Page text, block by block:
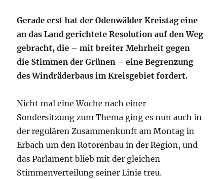
Gerade erst hat der Odenwälder Kreistag eine
an das Land gerichtete Resolution auf den Weg
gebracht, die – mit breiter Mehrheit gegen
die Stimmen der Grünen – eine Begrenzung
des Windräderbaus im Kreisgebiet fordert.
Nicht mal eine Woche nach einer
Sondersitzung zum Thema ging es nun auch in
der regulären Zusammenkunft am Montag in
Erbach um den Rotorenbau in der Region, und
das Parlament blieb mit der gleichen
Stimmenverteilung seiner Linie treu.